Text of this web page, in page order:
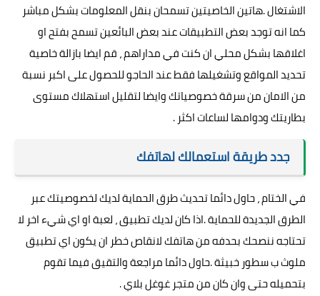
الاشتغال .هاتين الخاصيتين تسمحان بنقل المعلومات بشكل مباشر
كما انه توجد بعض التطبيقات عند بعض البائعين تسمح بفتح او
اغلاقها بشكل محلي ان كنت في مداراهم ، قم ايضا بازالة خاصية
تحديد المواقع وتشغيلها فقط عند الحاجو للحصول على اكبر نسبة
من الامان من سرقة خصوصياتك وايضا لتقليل استهلاك مستوى
بطاريتك ودوامها لساعات اكثر .
جدد طريقة استعمالك لهاتفك
في الختام ، حاول دائما تحديث طرق الحماية لديك لخصوصيتك عبر
الطرق الجديدة للحماية .اذا كان لديك تطبيق ، لعبة او اي شيء اخر لا
تحتاجه ننصحك بحدفه من هاتفك لانقاص خطر ان يكون اي تطبيق
ملوث ب سطور خبيثة .حاول دائما مراجعة والتقيق فيما تقوم
بتحميله حتى وان كان من متجر غوغل بلاي .